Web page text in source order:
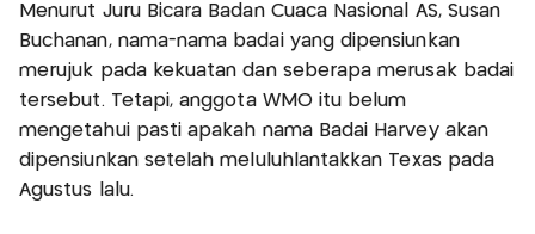
Menurut Juru Bicara Badan Cuaca Nasional AS, Susan
Buchanan, nama-nama badai yang dipensiunkan
merujuk pada kekuatan dan seberapa merusak badai
tersebut. Tetapi, anggota WMO itu belum
mengetahui pasti apakah nama Badai Harvey akan
dipensiunkan setelah meluluhlantakkan Texas pada
Agustus lalu.